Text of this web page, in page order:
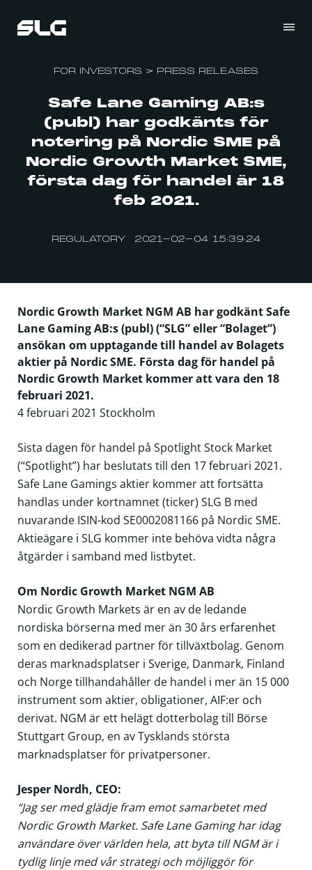
FOR INVESTORS > PRESS RELEASES
Safe Lane Gaming AB:s
(publ) har godkänts för
notering på Nordic SME på
Nordic Growth Market SME,
första dag för handel är 18
feb 2021.
REGULATORY 2021-02-04 15:39:24
Nordic Growth Market NGM AB har godkänt Safe
Lane Gaming AB:s (publ) (“SLG” eller “Bolaget”)
ansökan om upptagande till handel av Bolagets
aktier på Nordic SME. Första dag för handel på
Nordic Growth Market kommer att vara den 18
februari 2021.
4 februari 2021 Stockholm
Sista dagen för handel på Spotlight Stock Market
(“Spotlight”) har beslutats till den 17 februari 2021.
Safe Lane Gamings aktier kommer att fortsätta
handlas under kortnamnet (ticker) SLG B med
nuvarande ISIN-kod SE0002081166 på Nordic SME.
Aktieägare i SLG kommer inte behöva vidta några
åtgärder i samband med listbytet.
Om Nordic Growth Market NGM AB
Nordic Growth Markets är en av de ledande
nordiska börserna med mer än 30 års erfarenhet
som en dedikerad partner för tillväxtbolag. Genom
deras marknadsplatser i Sverige, Danmark, Finland
och Norge tillhandahåller de handel i mer än 15 000
instrument som aktier, obligationer, AIF:er och
derivat. NGM är ett helägt dotterbolag till Börse
Stuttgart Group, en av Tysklands största
marknadsplatser för privatpersoner.
Jesper Nordh, CEO:
“Jag ser med glädje fram emot samarbetet med
Nordic Growth Market. Safe Lane Gaming har idag
användare över världen hela, att byta till NGM är i
tydlig linje med vår strategi och möjliggör för